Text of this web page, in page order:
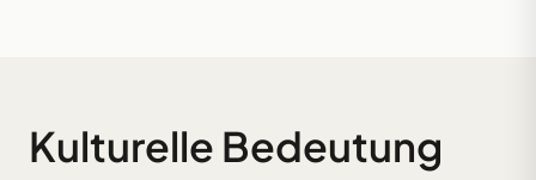
Kulturelle Bedeutung